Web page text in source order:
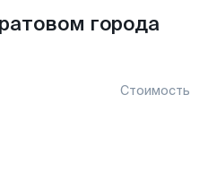
города
Стоимость